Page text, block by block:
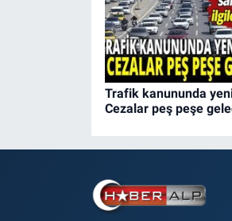
Trafik kanununda
Cezalar peş peşe